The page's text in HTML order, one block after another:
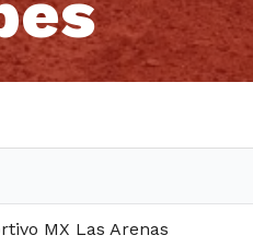
MX Las Arenas